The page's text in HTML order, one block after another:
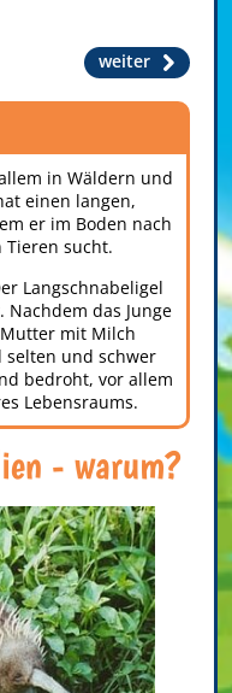
weiter
in Wäldern und
einen langen,
er im Boden nach
sucht.
Langschnabeligel
das Junge
mit Milch
selten und schwer
bedroht, vor allem
Lebensraums.
- warum?